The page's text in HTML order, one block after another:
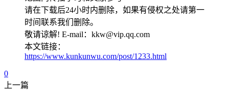
请在下载后24小时内删除，如果有侵权之处请第一
时间联系我们删除。
敬请谅解! E-mail：kkw@vip.qq.com
本文链接：
https://www.kunkunwu.com/post/1233.html
0
上一篇